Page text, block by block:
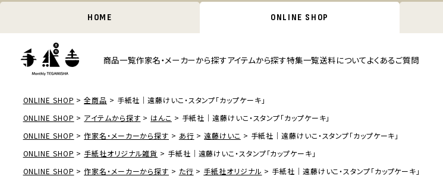
HOME ONLINE SHOP
商品一覧作家名・メーカーから探すアイテムから探す特集一覧送料についてよくあるご質問
ONLINE SHOP 全商品
手紙社｜遠藤けいこ・スタンプ「カップケーキ」
ONLINE SHOP
アイテムから探す はんこ
手紙社｜遠藤けいこ・スタンプ「カップケーキ」
ONLINE SHOP
作家名・メーカーから探す あ行 遠藤けいこ
手紙社｜遠藤けいこ・スタンプ「カップケーキ」
ONLINE SHOP
手紙社オリジナル雑貨
手紙社｜遠藤けいこ・スタンプ「カップケーキ」
ONLINE SHOP
作家名・メーカーから探す た行 手紙社オリジナル
手紙社｜遠藤けいこ・スタンプ「カップケーキ」